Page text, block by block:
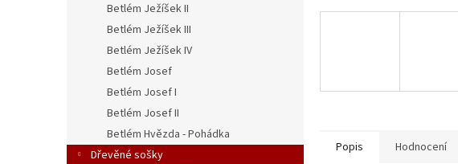
Betlém Ježíšek II
Betlém Ježíšek III
Betlém Ježíšek IV
Betlém Josef
Betlém Josef I
Betlém Josef II
Betlém Hvězda - Pohádka
Dřevěné sošky
Popis Hodnocení